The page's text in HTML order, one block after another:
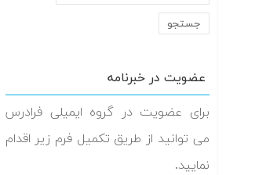
عضویت در خبرنامه
برای عضویت در گروه ایمیلی فرادرس
می توانید از طریق تکمیل فرم زیر اقدام
نمایید.